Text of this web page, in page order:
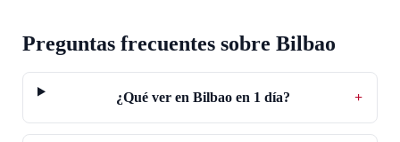
Preguntas frecuentes sobre Bilbao
¿Qué ver en Bilbao en 1 día? +